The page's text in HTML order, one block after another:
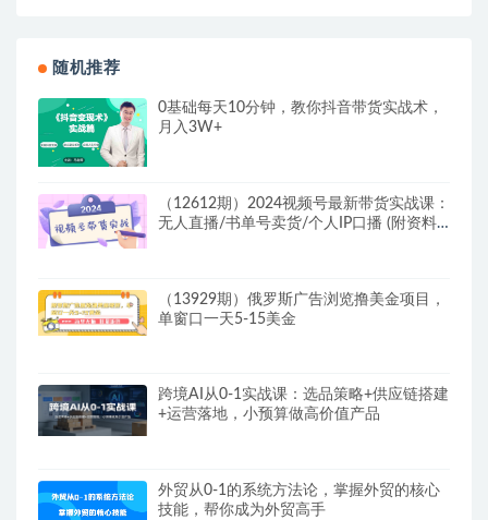
随机推荐
0基础每天10分钟，教你抖音带货实战术，
月入3W+
（12612期）2024视频号最新带货实战课：
无人直播/书单号卖货/个人IP口播 (附资料
（13929期）俄罗斯广告浏览撸美金项目，
单窗口一天5-15美金
跨境AI从0-1实战课：选品策略+供应链搭建
+运营落地，小预算做高价值产品
外贸从0-1的系统方法论，掌握外贸的核心
技能，帮你成为外贸高手